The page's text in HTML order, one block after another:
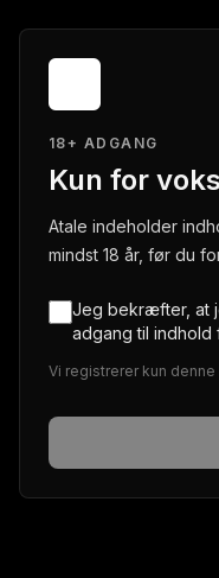
18+ ADGANG
Kun for
Atale indeholder
mindst 18 år, før du
Jeg bekræfter, at
adgang til indhold
Vi registrerer kun